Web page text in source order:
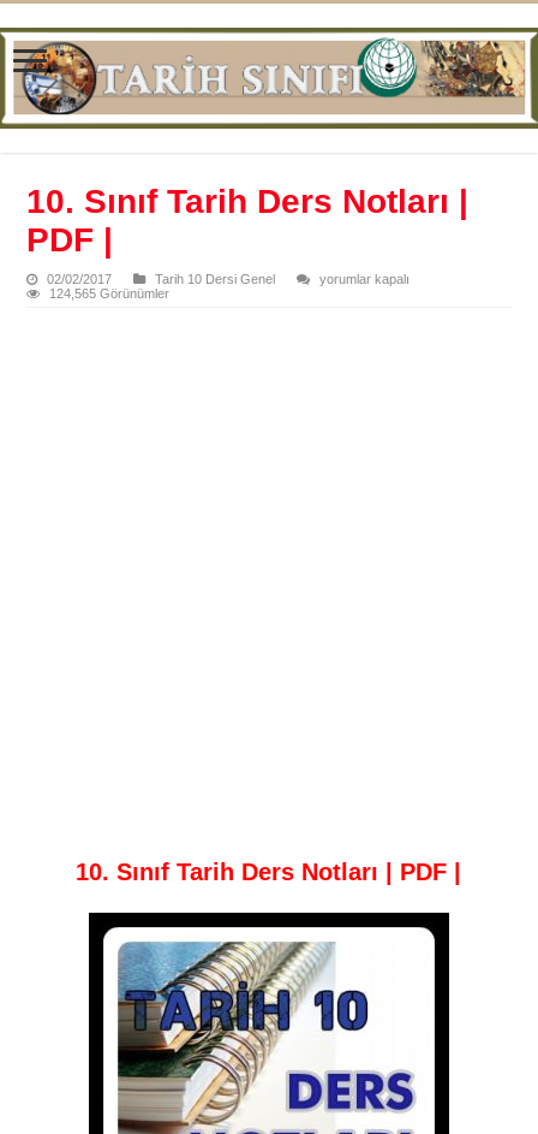
10. Sınıf Tarih Ders Notları |
PDF |
02/02/2017 Tarih 10 Dersi Genel
10.
yorumlar kapalı
124,565 Görünümler
10. Sınıf Tarih Ders Notları | PDF |